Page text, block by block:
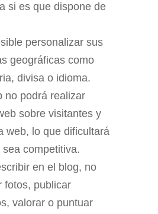
si es que dispone de
personalizar sus
geográficas como
divisa o idioma.
no podrá realizar
sobre visitantes y
web, lo que dificultará
competitiva.
en el blog, no
fotos, publicar
valorar o puntuar